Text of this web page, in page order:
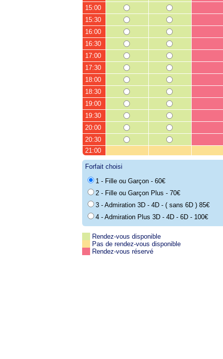
15:00
15:30
16:00
16:30
17:00
17:30
18:00
18:30
19:00
19:30
20:00
20:30
21:00
Forfait choisi
1 - Fille ou Garçon - 60€
2 - Fille ou Garçon Plus - 70€
3 - Admiration 3D - 4D - ( sans 6D ) 85€
4 - Admiration Plus 3D - 4D - 6D - 100€
Rendez-vous disponible
Pas de rendez-vous disponible
Rendez-vous réservé